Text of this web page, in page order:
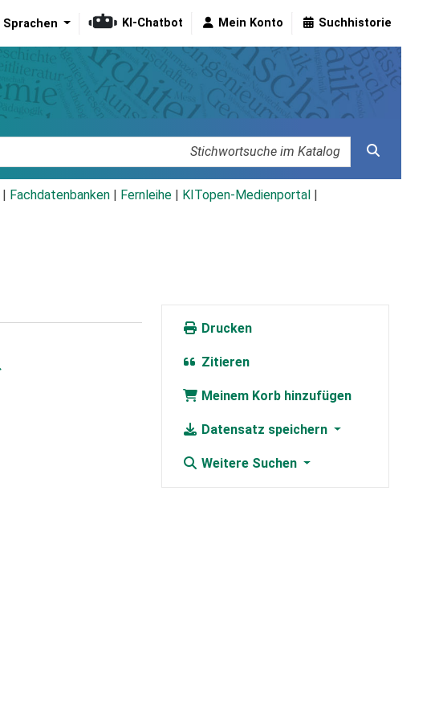
Sprachen KI-Chatbot Mein Konto Suchhistorie
Fachdatenbanken Fernleihe KITopen-Medienportal
Drucken
Zitieren
Meinem Korb hinzufügen
Datensatz speichern
Weitere Suchen